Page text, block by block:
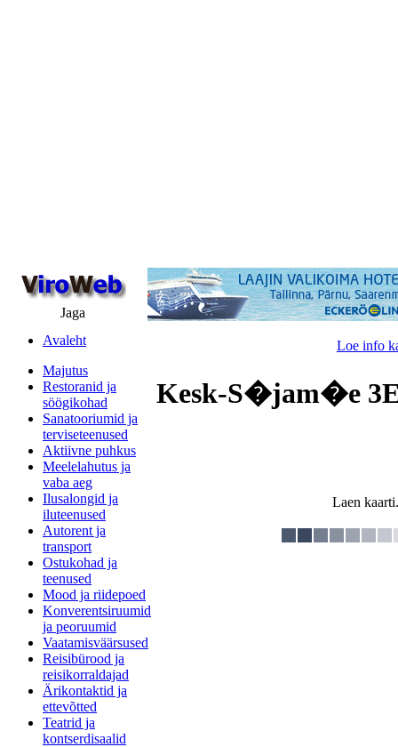
Jaga
Avaleht
Majutus
Restoranid ja
söögikohad
Sanatooriumid ja
terviseteenused
Aktiivne puhkus
Meelelahutus ja
vaba aeg
Ilusalongid ja
iluteenused
Autorent ja
transport
Ostukohad ja
teenused
Mood ja riidepoed
Konverentsiruumid
ja peoruumid
Vaatamisväärsused
Reisibürood ja
reisikorraldajad
Ärikontaktid ja
ettevõtted
Teatrid ja
kontserdisaalid
Loe info
Kesk-S�jam�e
Laen